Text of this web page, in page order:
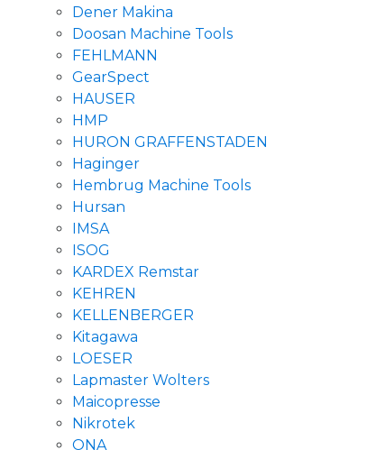
Dener Makina
Doosan Machine Tools
FEHLMANN
GearSpect
HAUSER
HMP
HURON GRAFFENSTADEN
Haginger
Hembrug Machine Tools
Hursan
IMSA
ISOG
KARDEX Remstar
KEHREN
KELLENBERGER
Kitagawa
LOESER
Lapmaster Wolters
Maicopresse
Nikrotek
ONA